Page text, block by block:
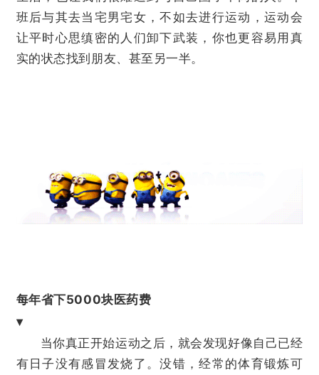
班后与其去当宅男宅女，不如去进行运动，运动会
让平时心思缜密的人们卸下武装，你也更容易用真
实的状态找到朋友、甚至另一半。
每年省下5000块医药费
▾
当你真正开始运动之后，就会发现好像自己已经
有日子没有感冒发烧了。没错，经常的体育锻炼可